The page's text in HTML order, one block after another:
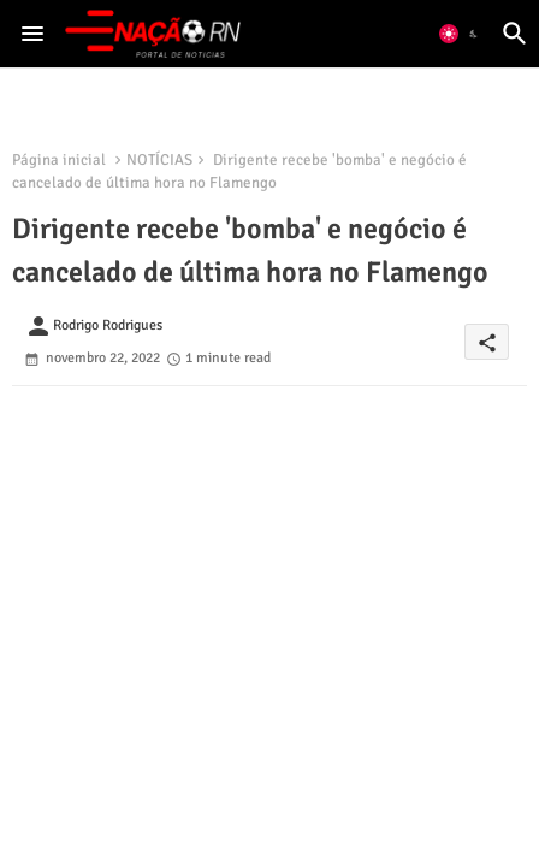
Página inicial NOTÍCIAS
Dirigente recebe 'bomba' e negócio é
cancelado de última hora no Flamengo
Dirigente recebe 'bomba' e negócio é
cancelado de última hora no Flamengo
person Rodrigo Rodrigues
novembro 22, 2022
1 minute read
share